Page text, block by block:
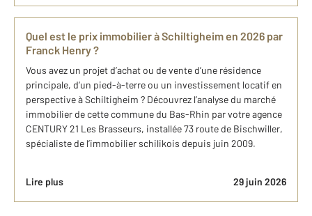
Quel est le prix immobilier à Schiltigheim en 2026 par
Franck Henry ?
Vous avez un projet d’achat ou de vente d’une résidence
principale, d’un pied-à-terre ou un investissement locatif en
perspective à Schiltigheim ? Découvrez l’analyse du marché
immobilier de cette commune du Bas-Rhin par votre agence
CENTURY 21 Les Brasseurs, installée 73 route de Bischwiller,
spécialiste de l’immobilier schilikois depuis juin 2009.
Lire plus 29 juin 2026